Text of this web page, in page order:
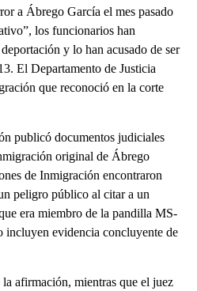
a Ábrego García el mes pasado
los funcionarios han
y lo han acusado de ser
El Departamento de Justicia
que reconoció en la corte
publicó documentos judiciales
original de Ábrego
de Inmigración encontraron
peligro público al citar a un
era miembro de la pandilla MS-
incluyen evidencia concluyente de
afirmación, mientras que el juez